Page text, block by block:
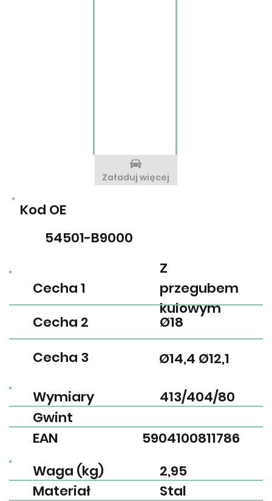
EAN
Gwint
Wymiary
5904100811786
413/404/80
Waga (kg)
Materiał
2,95
Stal
Cecha 1
Cecha 2
Cecha 3
Z
przegubem
kulowym
Ø18
Ø14,4 Ø12,1
Kod OE
54501-B9000
Załaduj więcej